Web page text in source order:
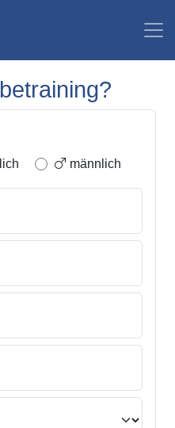
männlich